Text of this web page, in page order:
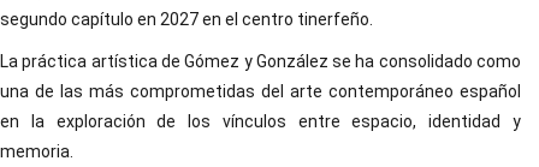
segundo capítulo en 2027 en el centro tinerfeño.
La práctica artística de Gómez y González se ha consolidado como
una de las más comprometidas del arte contemporáneo español
en la exploración de los vínculos entre espacio, identidad y
memoria.